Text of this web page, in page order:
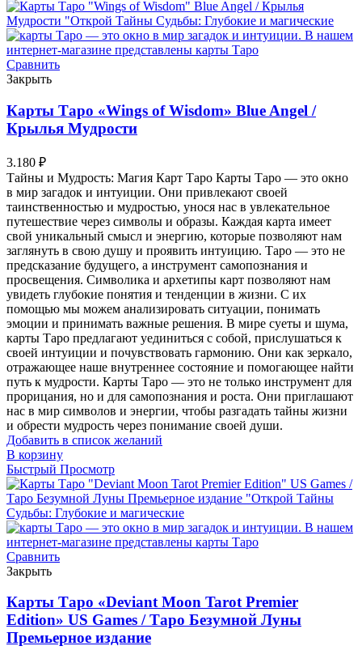
Сравнить
Закрыть
Карты Таро «Wings of Wisdom» Blue Angel /
Крылья Мудрости
3.180 ₽
Тайны и Мудрость: Магия Карт Таро Карты Таро — это окно
в мир загадок и интуиции. Они привлекают своей
таинственностью и мудростью, унося нас в увлекательное
путешествие через символы и образы. Каждая карта имеет
свой уникальный смысл и энергию, которые позволяют нам
заглянуть в свою душу и проявить интуицию. Таро — это не
предсказание будущего, а инструмент самопознания и
просвещения. Символика и архетипы карт позволяют нам
увидеть глубокие понятия и тенденции в жизни. С их
помощью мы можем анализировать ситуации, понимать
эмоции и принимать важные решения. В мире суеты и шума,
карты Таро предлагают уединиться с собой, прислушаться к
своей интуиции и почувствовать гармонию. Они как зеркало,
отражающее наше внутреннее состояние и помогающее найти
путь к мудрости. Карты Таро — это не только инструмент для
прорицания, но и для самопознания и роста. Они приглашают
нас в мир символов и энергии, чтобы разгадать тайны жизни
и обрести мудрость через понимание своей души.
Добавить в список желаний
В корзину
Быстрый Просмотр
Сравнить
Закрыть
Карты Таро «Deviant Moon Tarot Premier
Edition» US Games / Таро Безумной Луны
Премьерное издание